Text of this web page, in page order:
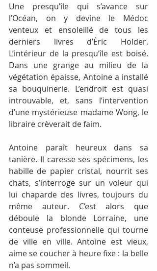
Une presqu’île qui s’avance sur
l’Océan, on y devine le Médoc
venteux et ensoleillé de tous les
derniers livres d’Éric Holder.
L’intérieur de la presqu’île est boisé.
Dans une grange au milieu de la
végétation épaisse, Antoine a installé
sa bouquinerie. L’endroit est quasi
introuvable, et, sans l’intervention
d’une mystérieuse madame Wong, le
libraire crèverait de faim.
Antoine paraît heureux dans sa
tanière. Il caresse ses spécimens, les
habille de papier cristal, nourrit ses
chats, s’interroge sur un voleur qui
lui chaparde des livres, toujours du
même auteur. C’est alors que
déboule la blonde Lorraine, une
conteuse professionnelle qui tourne
de ville en ville. Antoine est vieux,
aime se coucher à heure fixe : la belle
n’a pas sommeil.